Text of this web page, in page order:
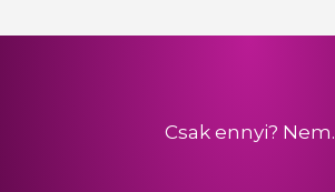
Csak ennyi? Nem.